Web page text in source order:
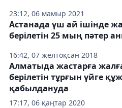
23:12, 06 мамыр 2021
16:42, 07 желтоқсан 2018
Астанада үш ай ішінде
берілетін 25 мың пәтер
17:17, 06 қаңтар 2020
Алматыда жастарға
берілетін тұрғын үйге
қабылдануда